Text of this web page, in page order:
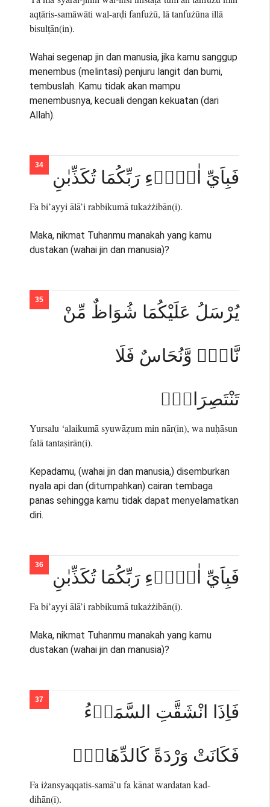
aqṭāris-samāwāti wal-arḍi fanfużū, lā tanfużūna illā
bisulṭān(in).
Wahai segenap jin dan manusia, jika kamu sanggup
menembus (melintasi) penjuru langit dan bumi,
tembuslah. Kamu tidak akan mampu
menembusnya, kecuali dengan kekuatan (dari
Allah).
فَبِاَيِّ اٰلَاۤءِ رَبِّكُمَا تُكَذِّبٰنِ
Fa bi’ayyi ālā’i rabbikumā tukażżibān(i).
Maka, nikmat Tuhanmu manakah yang kamu
dustakan (wahai jin dan manusia)?
يُرْسَلُ عَلَيْكُمَا شُوَاظٌ مِّنْ
نَّارٍۙ وَّنُحَاسٌ فَلَا
تَنْتَصِرَانِۚ
Yursalu ‘alaikumā syuwāẓum min nār(in), wa nuḥāsun
falā tantaṣirān(i).
Kepadamu, (wahai jin dan manusia,) disemburkan
nyala api dan (ditumpahkan) cairan tembaga
panas sehingga kamu tidak dapat menyelamatkan
diri.
فَبِاَيِّ اٰلَاۤءِ رَبِّكُمَا تُكَذِّبٰنِ
Fa bi’ayyi ālā’i rabbikumā tukażżibān(i).
Maka, nikmat Tuhanmu manakah yang kamu
dustakan (wahai jin dan manusia)?
فَاِذَا انْشَقَّتِ السَّمَاۤءُ
فَكَانَتْ وَرْدَةً كَالدِّهَانِۚ
Fa iżansyaqqatis-samā’u fa kānat wardatan kad-
dihān(i).